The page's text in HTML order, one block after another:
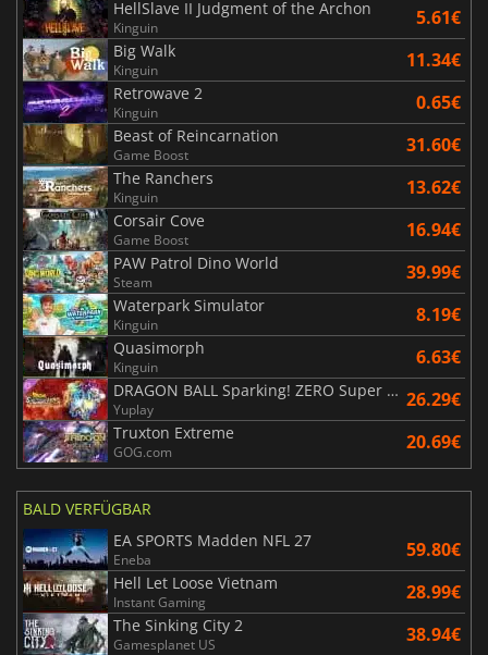
HellSlave II Judgment of the Archon
Kinguin 5.61€
Big Walk
Kinguin 11.34€
Retrowave 2
Kinguin 0.65€
Beast of Reincarnation
Game Boost 31.60€
The Ranchers
Kinguin 13.62€
Corsair Cove
Game Boost 16.94€
PAW Patrol Dino World
Steam 39.99€
Waterpark Simulator
Kinguin 8.19€
Quasimorph
Kinguin 6.63€
DRAGON BALL Sparking! ZERO Super Limit Breaking NEO
Yuplay 26.29€
Truxton Extreme
GOG.com 20.69€
BALD VERFÜGBAR
EA SPORTS Madden NFL 27
Eneba 59.80€
Hell Let Loose Vietnam
Instant Gaming 28.99€
The Sinking City 2
Gamesplanet US 38.94€